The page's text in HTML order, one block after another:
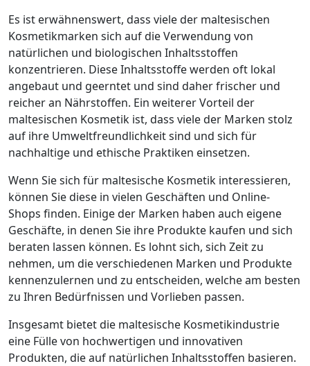
Es ist erwähnenswert, dass viele der maltesischen
Kosmetikmarken sich auf die Verwendung von
natürlichen und biologischen Inhaltsstoffen
konzentrieren. Diese Inhaltsstoffe werden oft lokal
angebaut und geerntet und sind daher frischer und
reicher an Nährstoffen. Ein weiterer Vorteil der
maltesischen Kosmetik ist, dass viele der Marken stolz
auf ihre Umweltfreundlichkeit sind und sich für
nachhaltige und ethische Praktiken einsetzen.
Wenn Sie sich für maltesische Kosmetik interessieren,
können Sie diese in vielen Geschäften und Online-
Shops finden. Einige der Marken haben auch eigene
Geschäfte, in denen Sie ihre Produkte kaufen und sich
beraten lassen können. Es lohnt sich, sich Zeit zu
nehmen, um die verschiedenen Marken und Produkte
kennenzulernen und zu entscheiden, welche am besten
zu Ihren Bedürfnissen und Vorlieben passen.
Insgesamt bietet die maltesische Kosmetikindustrie
eine Fülle von hochwertigen und innovativen
Produkten, die auf natürlichen Inhaltsstoffen basieren.